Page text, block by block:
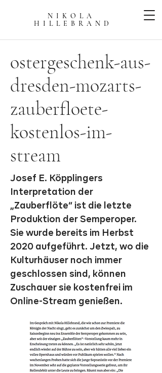
NIKOLA
HILLEBRAN D
ostergeschenk-aus-
dresden-mozarts-
zauberfloete-
kostenlos-im-
stream
Josef E. Köpplingers
Interpretation der
„Zauberflöte“ ist die letzte
Produktion der Semperoper.
Sie wurde bereits im Herbst
2020 aufgeführt. Jetzt, wo die
Kulturhäuser noch immer
geschlossen sind, können
Zuschauer sie kostenfrei im
Online-Stream genießen.